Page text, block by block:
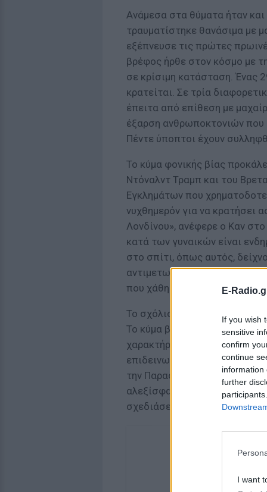
E-
If you wish
sensitive
confirm
continue
information
further
I want
Ανάμεσα στα θύματα ήταν
τραυματίστηκε θανάσιμα με
εξέπνευσε τις πρώτες
βρέφος ήρθε στον κόσμο με
σε κρίσιμη κατάσταση. Ένας
κρατείται. Σε τρία
έπειτα από επίθεση με
έξαρση ανθρωποκτονιών που
Πέντε ύποπτοι έχουν
Το κύμα φονικής βίας
Ντόναλντ Τραμπ και του
Εγκλημάτων που
νυχθημερόν για να κρατήσει
Λονδίνου», ανέφερε ο Καν
κατά των γυναικών είναι
στο σπίτι, όπως αυτός,
αντιμετωπίζουμε.
που χάθηκε με τόσο τραγικό
Το σχόλιο-«δηλητήριο» του
Το κύμα βίας
χαρακτήρισε «καταστροφή»
επιδεινωθεί» αν δεν
την Παρασκευή στο Μουσικό
αλεξίσφαιρο γιλέκο με την
σχεδιάσει ο καλλιτέχνης
30/